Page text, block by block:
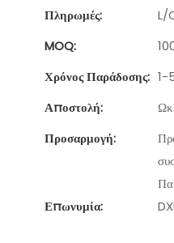
Πληρωμές:
L/
MOQ:
Χρόνος Παράδοσης: 1-
Αποστολή:
Προσαρμογή:
Επωνυμία: